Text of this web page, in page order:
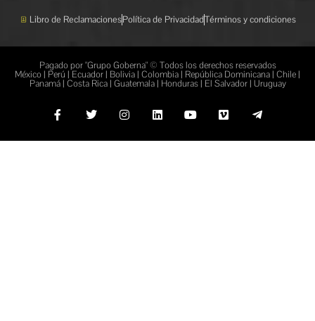
Libro de ReclamacionesPolítica de PrivacidadTérminos y condiciones
Pagado por "Grupo Goberna" © Todos los derechos reservados
México | Perú | Ecuador | Bolivia | Colombia | República Dominicana | Chile |
Panamá | Costa Rica | Guatemala | Honduras | El Salvador | Uruguay